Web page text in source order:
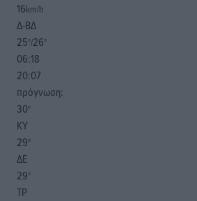
16km/h
Δ-ΒΔ
25°/26°
06:18
20:07
πρόγνωση:
30°
ΚΥ
29°
ΔΕ
29°
ΤΡ